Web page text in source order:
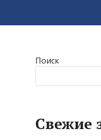
Поиск
Свежие